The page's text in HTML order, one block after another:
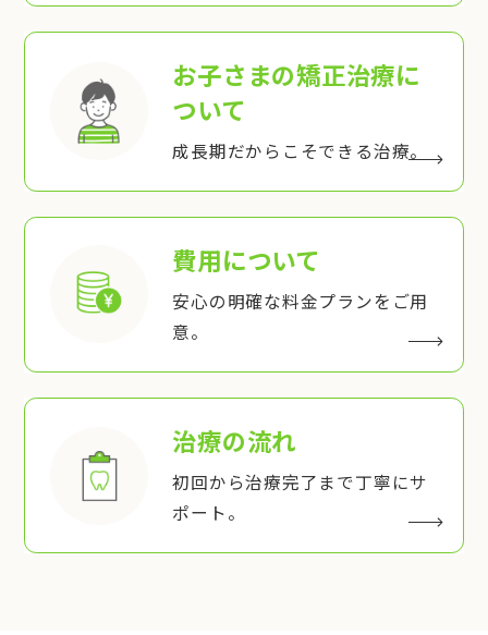
お子さまの矯正治療に
ついて
成長期だからこそできる治療。
費用について
安心の明確な料金プランをご用
意。
治療の流れ
初回から治療完了まで丁寧にサ
ポート。